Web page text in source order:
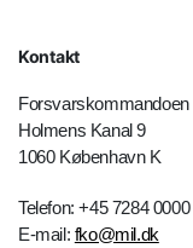
Kontakt
Forsvarskommandoen
Holmens Kanal 9
1060 København K
Telefon: +45 7284 0000
E-mail: fko@mil.dk